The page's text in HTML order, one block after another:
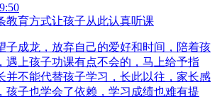
教育方式让孩子从此认真听课
子成龙，放弃自己的爱好和时间，陪着孩
遇上孩子功课有点不会的，马上给予指
并不能代替孩子学习，长此以往，家长感
孩子也学会了依赖，学习成绩也难有提